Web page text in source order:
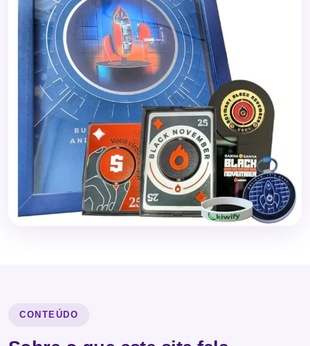
CONTEÚDO